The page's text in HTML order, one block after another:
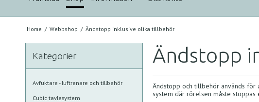
Home / Webbshop / Ändstopp inklusive olika tillbehör
Kategorier
Avfuktare - luftrenare och tillbehör
Cubic tavlesystem
Ändstopp
Ändstopp och tillbehör används för
system där rörelsen måste stoppas